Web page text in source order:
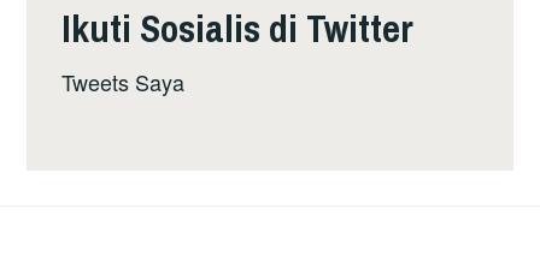
Ikuti Sosialis di Twitter
Tweets Saya